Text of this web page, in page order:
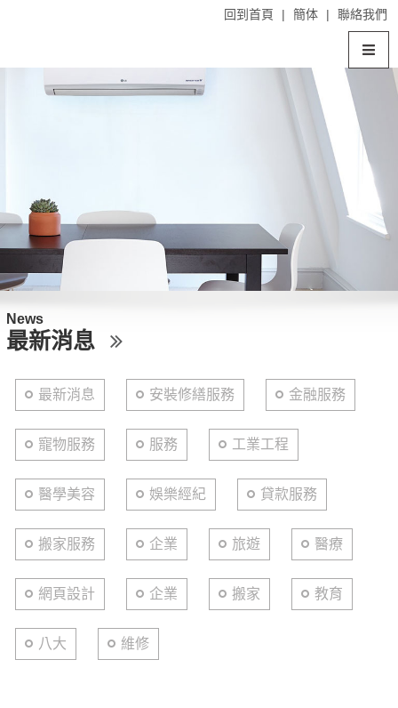
回到首頁 | 簡体 | 聯絡我們
News
最新消息
最新消息 安裝修繕服務 金融服務
寵物服務 服務 工業工程
醫學美容 娛樂經紀 貸款服務
搬家服務 企業 旅遊 醫療
網頁設計 企業 搬家 教育
八大 維修